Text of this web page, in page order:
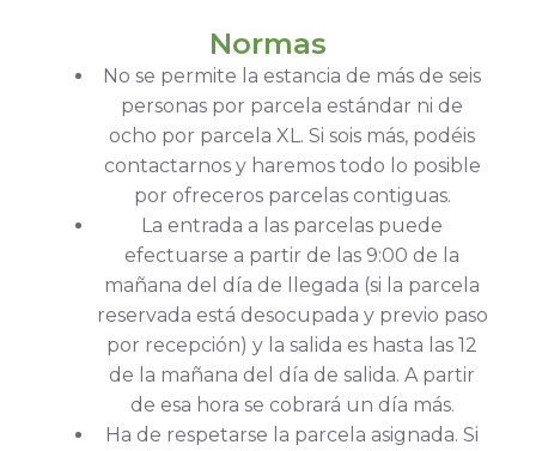
Normas
No se permite la estancia de más de seis
personas por parcela estándar ni de
ocho por parcela XL. Si sois más, podéis
contactarnos y haremos todo lo posible
por ofreceros parcelas contiguas.
La entrada a las parcelas puede
efectuarse a partir de las 9:00 de la
mañana del día de llegada (si la parcela
reservada está desocupada y previo paso
por recepción) y la salida es hasta las 12
de la mañana del día de salida. A partir
de esa hora se cobrará un día más.
Ha de respetarse la parcela asignada. Si